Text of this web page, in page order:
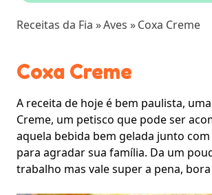
Receitas da Fia »Aves »Coxa Creme
Coxa Creme
A receita de hoje é bem paulista,
Creme, um petisco que pode ser
aquela bebida bem gelada junto
para agradar sua família. Da um
trabalho mas vale super a pena,